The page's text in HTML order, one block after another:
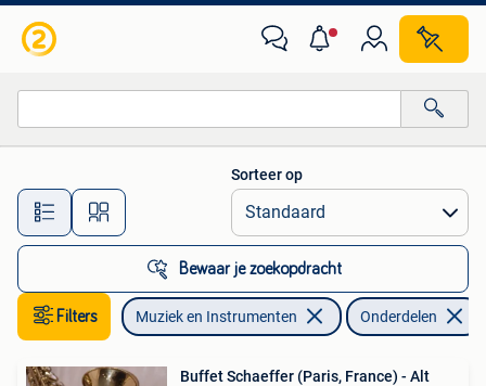
Alle afstanden…
Sorteer op
Bewaar je zoekopdracht
Filters Muziek en Instrumenten Onderdelen
Buffet Schaeffer (Paris, France) - Alt